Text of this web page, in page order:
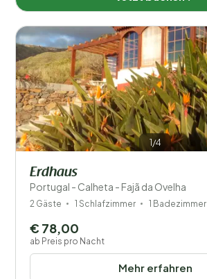
1/4
Erdhaus
Portugal - Calheta - Fajã da Ovelha
2 Gäste 1 Schlafzimmer 1 Badezimmer
Mehr erfahren
€ 78,00
ab Preis pro Nacht